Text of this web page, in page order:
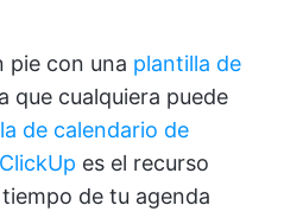
pie con una plantilla de
que cualquiera puede
de calendario de
es el recurso
de tu agenda